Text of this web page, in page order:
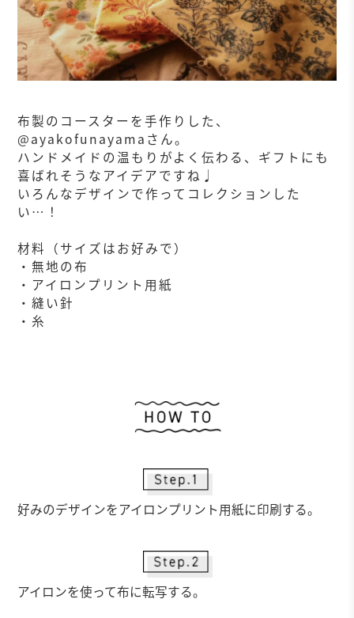
布製のコースターを手作りした、
@ayakofunayamaさん。
ハンドメイドの温もりがよく伝わる、ギフトにも
喜ばれそうなアイデアですね♩
いろんなデザインで作ってコレクションした
い…！
材料（サイズはお好みで）
・無地の布
・アイロンプリント用紙
・縫い針
・糸
好みのデザインをアイロンプリント用紙に印刷する。
アイロンを使って布に転写する。